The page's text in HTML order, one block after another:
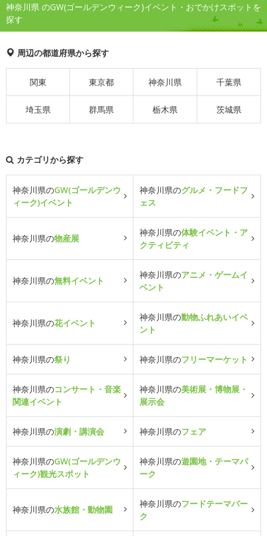
神奈川県 のGW(ゴールデンウィーク)イベント・おでかけスポットを
探す
周辺の都道府県から探す
関東 東京都 神奈川県 千葉県
埼玉県 群馬県 栃木県 茨城県
カテゴリから探す
神奈川県のGW(ゴールデンウ
ィーク)イベント
神奈川県のグルメ・フードフ
ェス
神奈川県の物産展
神奈川県の体験イベント・ア
クティビティ
神奈川県の無料イベント
神奈川県のアニメ・ゲームイ
ベント
神奈川県の花イベント
神奈川県の動物ふれあいイベ
ント
神奈川県の祭り 神奈川県のフリーマーケット
神奈川県のコンサート・音楽
関連イベント
神奈川県の美術展・博物展・
展示会
神奈川県の演劇・講演会 神奈川県のフェア
神奈川県のGW(ゴールデンウ
ィーク)観光スポット
神奈川県の遊園地・テーマパ
ーク
神奈川県の水族館・動物園
神奈川県のフードテーマパー
ク